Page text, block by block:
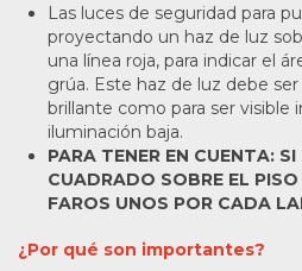
Las luces de seguridad para
proyectando un haz de luz
una línea roja, para indicar el
grúa. Este haz de luz debe
brillante como para ser visible
iluminación baja.
PARA TENER EN CUENTA:
CUADRADO SOBRE EL
FAROS UNOS POR CADA
¿Por qué son importantes?